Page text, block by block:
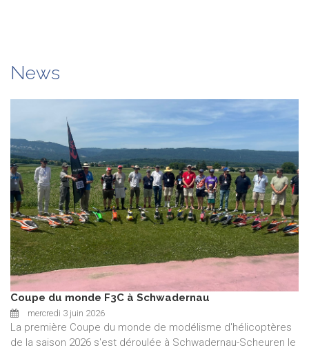
News
Coupe du monde F3C à Schwadernau
mercredi 3 juin 2026
La première Coupe du monde de modélisme d'hélicoptères
de la saison 2026 s'est déroulée à Schwadernau-Scheuren le